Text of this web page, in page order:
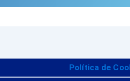
Política de